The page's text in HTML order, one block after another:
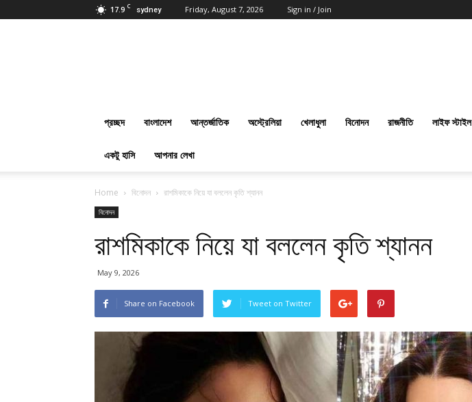
17.9 C sydney Friday, August 7, 2026 Sign in / Join
Bangla
প্রচ্ছদ বাংলাদেশ আন্তর্জাতিক অস্ট্রেলিয়া খেলাধুলা বিনোদন রাজনীতি লাইফ স্টাইল
একটু হাসি আপনার লেখা
Home বিনোদন রাশমিকাকে নিয়ে যা বললেন কৃতি শ্যানন
বিনোদন
রাশমিকাকে নিয়ে যা বললেন কৃতি শ্যানন
May 9, 2026
Share on Facebook Tweet on Twitter